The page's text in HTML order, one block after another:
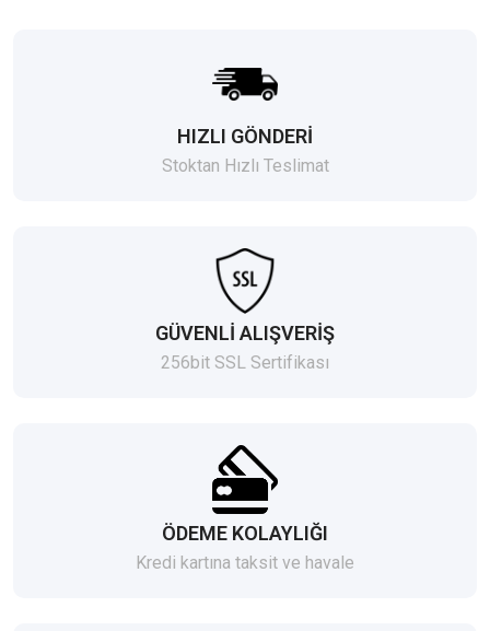
HIZLI GÖNDERİ
Stoktan Hızlı Teslimat
GÜVENLİ ALIŞVERİŞ
256bit SSL Sertifikası
ÖDEME KOLAYLIĞI
Kredi kartına taksit ve havale